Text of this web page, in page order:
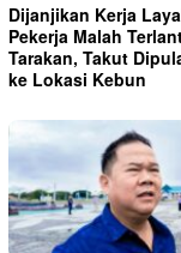
Dijanjikan Kerja
Pekerja Malah
Tarakan, Takut
ke Lokasi Kebun